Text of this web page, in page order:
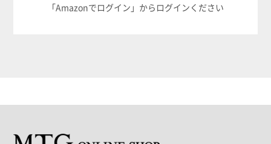
「Amazonでログイン」からログインください